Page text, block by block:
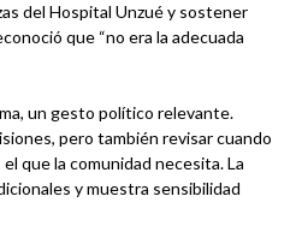
del Hospital Unzué y sostener
que “no era la adecuada
un gesto político relevante.
pero también revisar cuando
que la comunidad necesita. La
y muestra sensibilidad